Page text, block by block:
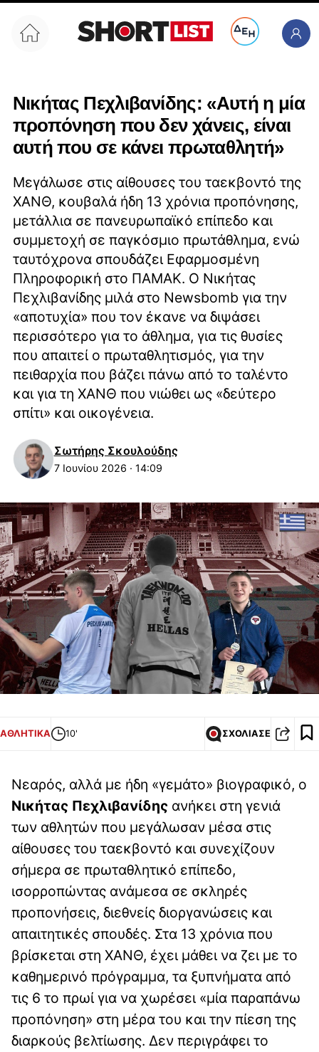
Νικήτας Πεχλιβανίδης: «Αυτή η μία
προπόνηση που δεν χάνεις, είναι
αυτή που σε κάνει πρωταθλητή»
Μεγάλωσε στις αίθουσες του ταεκβοντό της
ΧΑΝΘ, κουβαλά ήδη 13 χρόνια προπόνησης,
μετάλλια σε πανευρωπαϊκό επίπεδο και
συμμετοχή σε παγκόσμιο πρωτάθλημα, ενώ
ταυτόχρονα σπουδάζει Εφαρμοσμένη
Πληροφορική στο ΠΑΜΑΚ. Ο Νικήτας
Πεχλιβανίδης μιλά στο Newsbomb για την
«αποτυχία» που τον έκανε να διψάσει
περισσότερο για το άθλημα, για τις θυσίες
που απαιτεί ο πρωταθλητισμός, για την
πειθαρχία που βάζει πάνω από το ταλέντο
και για τη ΧΑΝΘ που νιώθει ως «δεύτερο
σπίτι» και οικογένεια.
Σωτήρης Σκουλούδης
7 Ιουνίου 2026 · 14:09
ΑΘΛΗΤΙΚΑ 10' ΣΧΟΛΙΑΣΕ
Νεαρός, αλλά με ήδη «γεμάτο» βιογραφικό, ο
Νικήτας Πεχλιβανίδης ανήκει στη γενιά
των αθλητών που μεγάλωσαν μέσα στις
αίθουσες του ταεκβοντό και συνεχίζουν
σήμερα σε πρωταθλητικό επίπεδο,
ισορροπώντας ανάμεσα σε σκληρές
προπονήσεις, διεθνείς διοργανώσεις και
απαιτητικές σπουδές. Στα 13 χρόνια που
βρίσκεται στη ΧΑΝΘ, έχει μάθει να ζει με το
καθημερινό πρόγραμμα, τα ξυπνήματα από
τις 6 το πρωί για να χωρέσει «μία παραπάνω
προπόνηση» στη μέρα του και την πίεση της
διαρκούς βελτίωσης. Δεν περιγράφει το